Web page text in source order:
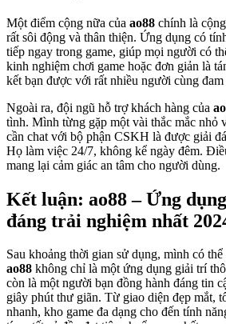
Một điểm cộng nữa của ao88 chính là
rất sôi động và thân thiện. Ứng dụng có
tiếp ngay trong game, giúp mọi người có
kinh nghiệm chơi game hoặc đơn giản là
kết bạn được với rất nhiều người cùng đam
Ngoài ra, đội ngũ hỗ trợ khách hàng của
tình. Mình từng gặp một vài thắc mắc nhỏ
cần chat với bộ phận CSKH là được giải
Họ làm việc 24/7, không kể ngày đêm.
mang lại cảm giác an tâm cho người dùng.
Kết luận: ao88 – Ứng
đáng trải nghiệm nhất
Sau khoảng thời gian sử dụng, mình có
ao88 không chỉ là một ứng dụng giải trí
còn là một người bạn đồng hành đáng tin
giây phút thư giãn. Từ giao diện đẹp mắt,
nhanh, kho game đa dạng cho đến tính